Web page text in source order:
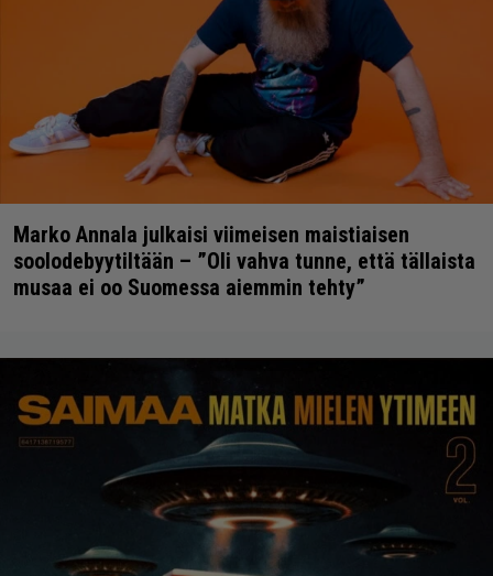
Marko Annala julkaisi viimeisen maistiaisen
soolodebyytiltään – ”Oli vahva tunne, että tällaista
musaa ei oo Suomessa aiemmin tehty”